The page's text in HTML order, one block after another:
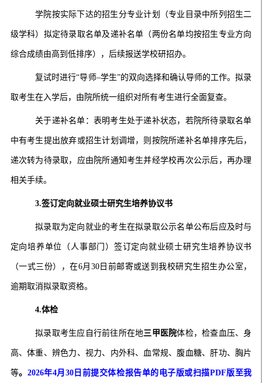
学院按实际下达的招生分专业计划（专业目录中所列招生二
级学科）拟定待录取名单及递补名单（两份名单均按招生专业方向
综合成绩由高到低排序），后续报送学校研招办。
复试时进行“导师–学生”的双向选择和确认导师的工作。拟录
取考生在入学后，由院所统一组织对所有考生进行全面复查。
关于递补名单：表明考生处于递补状态，若院所待录取名单
中有考生提出放弃或招生计划调增，则按院所递补名单排序先后，
递次转为待录取，应由院所通知考生并经学校再次公示后，再办理
相关手续。
3.签订定向就业硕士研究生培养协议书
拟录取为定向就业的考生在拟录取公示名单公布后应及时与
定向培养单位（人事部门）签订定向就业硕士研究生培养协议书
（一式三份），在6月30日前邮寄或送到我校研究生招生办公室，
逾期取消拟录取资格。
4.体检
拟录取考生应自行前往所在地三甲医院体检，检查血压、身
高、体重、辨色力、视力、内外科、血常规、腹血糖、肝功、胸片
等。 2026年4月30日前提交体检报告单的电子版或扫描PDF版至我